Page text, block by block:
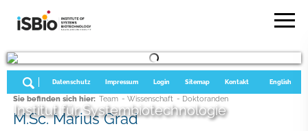
Institut für Systembiotechnologie
English
Kontakt
Sitemap
Login
Impressum
Datenschutz
Sie befinden sich hier: Team - Wissenschaft - Doktoranden
M.Sc. Marius Grad